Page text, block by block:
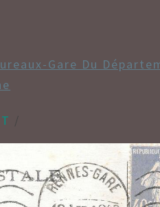
Gare Du
/